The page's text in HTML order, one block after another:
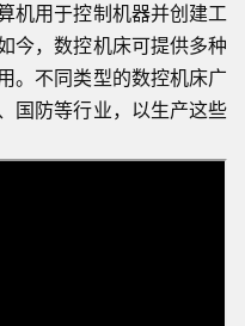
机用于控制机器并创建工
今，数控机床可提供多种
。不同类型的数控机床广
国防等行业，以生产这些